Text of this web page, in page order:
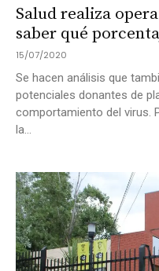
Salud realiza
saber qué
15/07/2020
Se hacen análisis que
potenciales donantes de
comportamiento del virus.
la...